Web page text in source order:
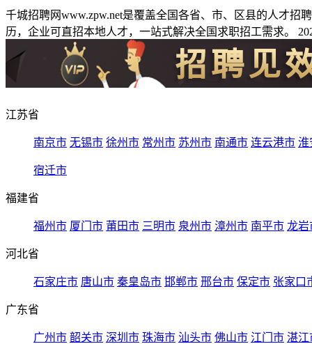
千城招聘网www.zpw.net是覆盖全国各省、市、区县的人才
历，企业可直招本地人才，一站式解决全国求职招工需求。
江苏省
南京市 无锡市 徐州市 常州市 苏州市 南通市 连云港市 淮
宿迁市
福建省
福州市 厦门市 莆田市 三明市 泉州市 漳州市 南平市 龙岩
河北省
石家庄市 唐山市 秦皇岛市 邯郸市 邢台市 保定市 张家口
广东省
广州市 韶关市 深圳市 珠海市 汕头市 佛山市 江门市 湛江